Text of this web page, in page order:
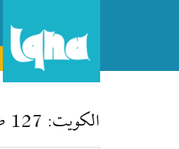
الكويت: 127 طالباً وطالبةً ختموا القرآن